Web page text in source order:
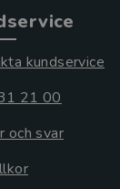
kundservice
21 00
och svar